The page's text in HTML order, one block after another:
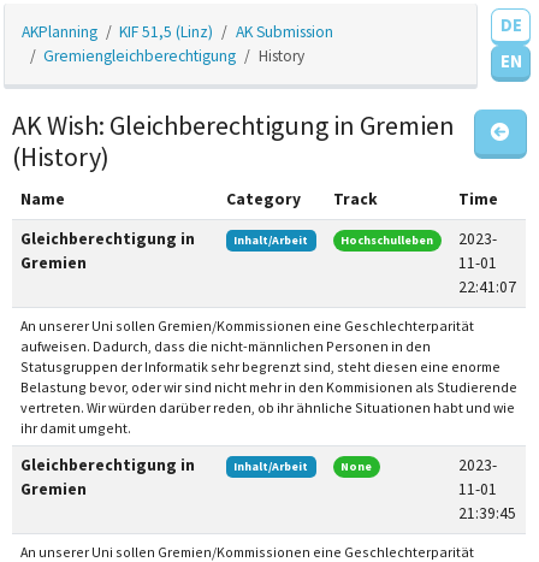
DE
EN
AKPlanning KIF 51,5 (Linz)
AK Submission
Gremiengleichberechtigung
History
AK Wish: Gleichberechtigung in Gremien
(History)
Name Category Track
Time
Gleichberechtigung in
Gremien
Inhalt/Arbeit Hochschulleben
2023-
11-01
22:41:07
An unserer Uni sollen Gremien/Kommissionen eine Geschlechterparität
aufweisen. Dadurch, dass die nicht-männlichen Personen in den
Statusgruppen der Informatik sehr begrenzt sind, steht diesen eine enorme
Belastung bevor, oder wir sind nicht mehr in den Kommisionen als Studierende
vertreten. Wir würden darüber reden, ob ihr ähnliche Situationen habt und wie
ihr damit umgeht.
Gleichberechtigung in
Gremien
Inhalt/Arbeit None
2023-
11-01
21:39:45
An unserer Uni sollen Gremien/Kommissionen eine Geschlechterparität